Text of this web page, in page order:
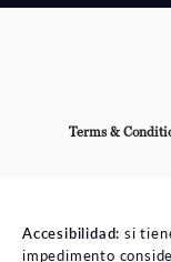
Terms &
Accesibilidad: si
impedimento